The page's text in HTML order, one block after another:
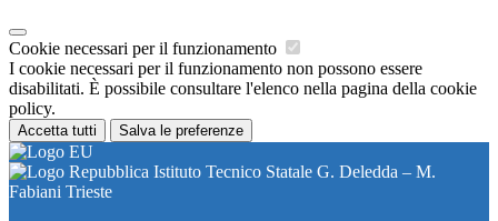
Cookie necessari per il funzionamento
I cookie necessari per il funzionamento non possono essere
disabilitati. È possibile consultare l'elenco nella pagina della cookie
policy.
Accetta tutti Salva le preferenze
Istituto Tecnico Statale G. Deledda – M.
Fabiani Trieste